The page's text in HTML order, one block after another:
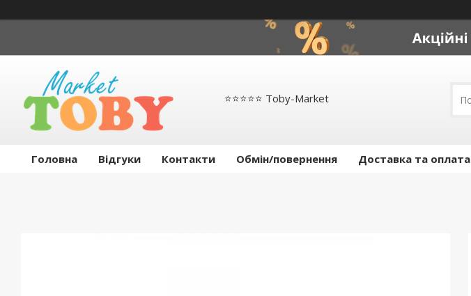
⭐️⭐️⭐️⭐️⭐️ Toby-Market
Головна Відгуки Контакти Обмін/повернення Доставка та оплата